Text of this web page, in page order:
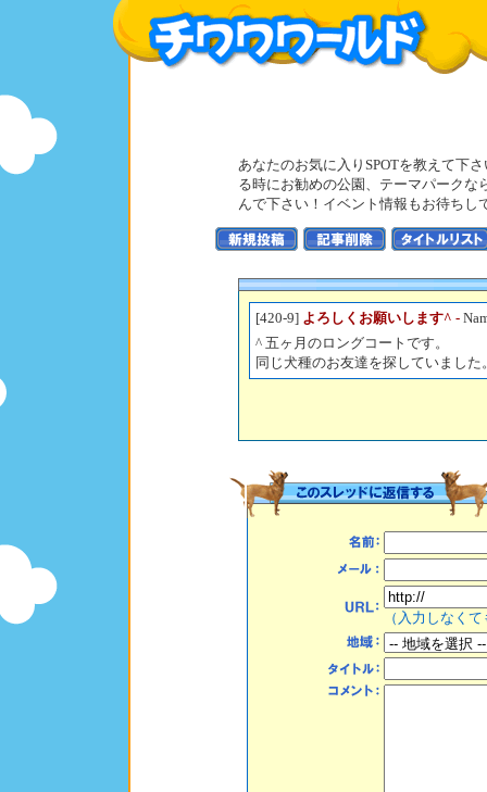
あなたのお気に入りSPOTを教えて下
る時にお勧めの公園、テーマパークな
んで下さい！イベント情報もお待ちし
[420-9] よろしくお願いします^ -
^ 五ヶ月のロングコートです。
同じ犬種のお友達を探していました
（入力しなく